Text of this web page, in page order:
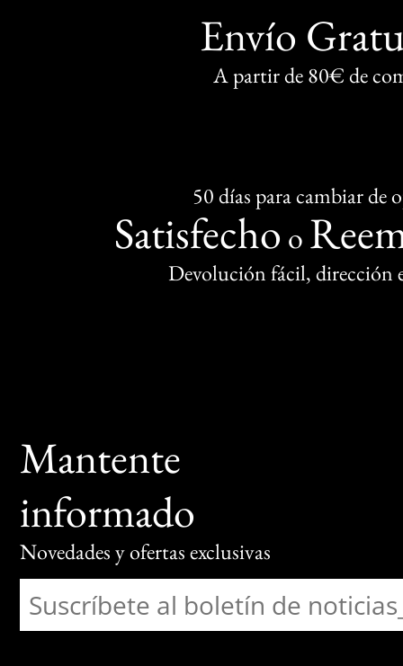
Envío
A partir de 80€ de
50 días para cambiar de
Satisfecho o
Devolución fácil, dirección
Mantente
informado
Novedades y ofertas exclusivas